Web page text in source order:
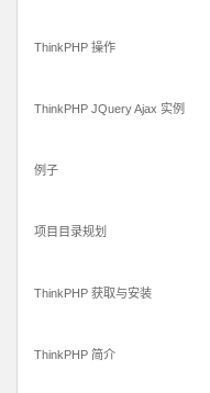
ThinkPHP 操作
ThinkPHP JQuery Ajax 实例
例子
项目目录规划
ThinkPHP 获取与安装
ThinkPHP 简介